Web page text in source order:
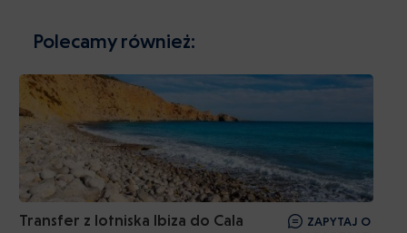
Polecamy również:
Transfer z lotniska Ibiza do Cala
ZAPYTAJ O